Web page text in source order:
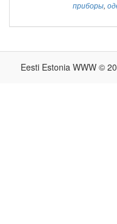
приборы,
Eesti Estonia WWW ©